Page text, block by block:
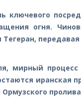
ключевого
огня.
мирный
иранская